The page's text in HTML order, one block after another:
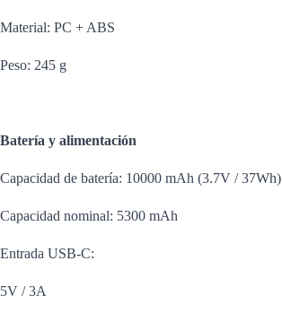
Material: PC + ABS
Peso: 245 g
Batería y alimentación
Capacidad de batería: 10000 mAh (3.7V / 37Wh)
Capacidad nominal: 5300 mAh
Entrada USB-C:
5V / 3A